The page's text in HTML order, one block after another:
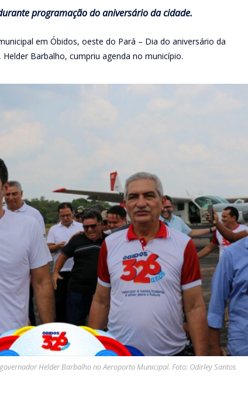
programação do aniversário da cidade.
em Óbidos, oeste do Pará – Dia do aniversário da
Barbalho, cumpriu agenda no município.
Helder Barbalho no Aeroporto Municipal. Foto: Odirley Santos